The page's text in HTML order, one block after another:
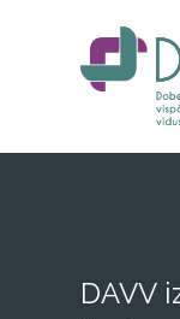
DAVV